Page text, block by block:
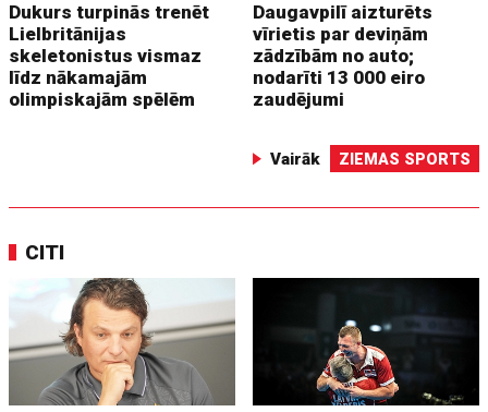
Dukurs turpinās trenēt
Lielbritānijas
skeletonistus vismaz
līdz nākamajām
olimpiskajām spēlēm
Daugavpilī aizturēts
vīrietis par deviņām
zādzībām no auto;
nodarīti 13 000 eiro
zaudējumi
Vairāk ZIEMAS SPORTS
CITI